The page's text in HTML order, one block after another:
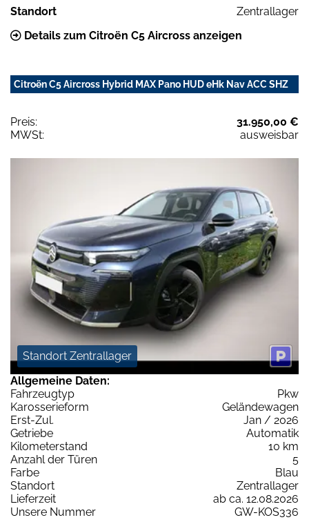
Standort
Zentrallager
Details zum Citroën C5 Aircross anzeigen
Citroën C5 Aircross Hybrid MAX Pano HUD eHk Nav ACC SHZ
Preis:
31.950,00 €
MWSt:
ausweisbar
Standort Zentrallager
Allgemeine Daten:
Fahrzeugtyp
Pkw
Karosserieform
Geländewagen
Erst-Zul.
Jan / 2026
Getriebe
Automatik
Kilometerstand
10 km
Anzahl der Türen
5
Farbe
Blau
Standort
Zentrallager
Lieferzeit
ab ca. 12.08.2026
Unsere Nummer
GW-KOS336